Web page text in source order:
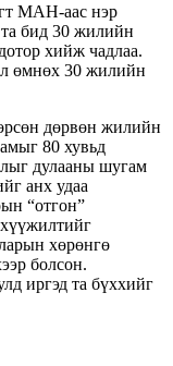
МАН-аас нэр
бид 30 жилийн
хийж чадлаа.
өмнөх 30 жилийн
дөрвөн жилийн
80 хувьд
дулааны шугам
анх удаа
“отгон”
хөрөнгө
болсон.
иргэд та бүххийг